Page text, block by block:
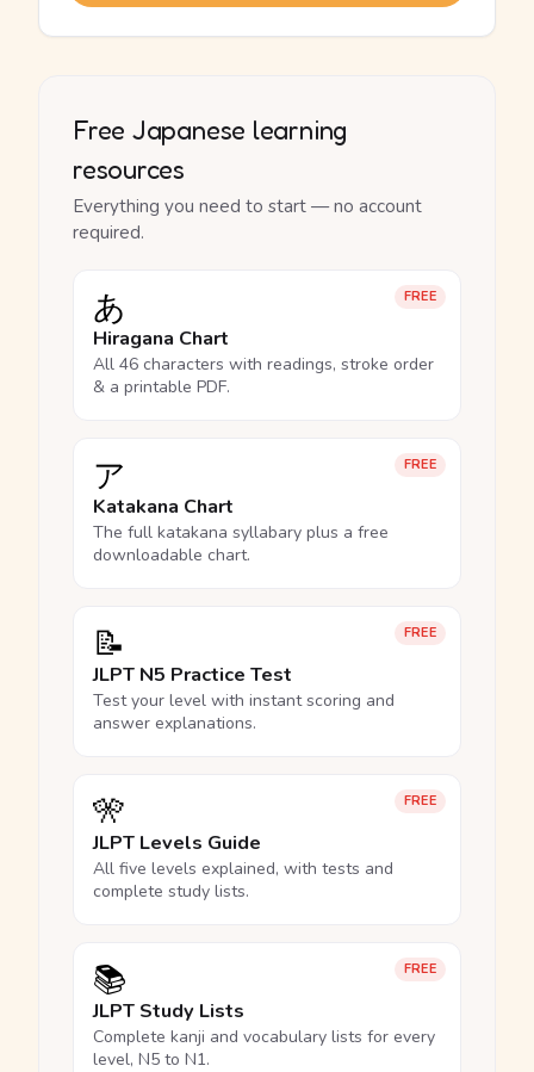
Free Japanese learning
resources
Everything you need to start — no account
required.
FREE
あ
Hiragana Chart
All 46 characters with readings, stroke order
& a printable PDF.
FREE
ア
Katakana Chart
The full katakana syllabary plus a free
downloadable chart.
FREE
📝
JLPT N5 Practice Test
Test your level with instant scoring and
answer explanations.
FREE
🎌
JLPT Levels Guide
All five levels explained, with tests and
complete study lists.
FREE
📚
JLPT Study Lists
Complete kanji and vocabulary lists for every
level, N5 to N1.